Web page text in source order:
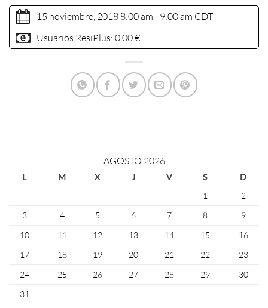
15 noviembre, 2018 8:00 am - 9:00 am CDT
Usuarios ResiPlus: 0.00 €
AGOSTO 2026
L M X J V S
D
1
2
3
4 5 6 7 8
9
10
11 12 13 14 15
16
17
18 19 20 21 22
23
24
25 26 27 28 29
30
31